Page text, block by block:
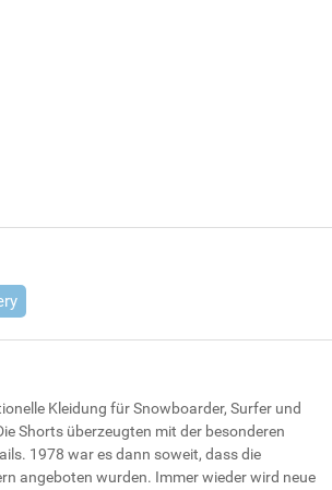
Kleidung für Snowboarder, Surfer und
Shorts überzeugten mit der besonderen
1978 war es dann soweit, dass die
angeboten wurden. Immer wieder wird neue